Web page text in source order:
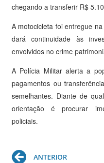
chegando a transferir R$
A motocicleta foi entregue
dará continuidade às
envolvidos no crime
A Polícia Militar alerta a
pagamentos ou
semelhantes. Diante de
orientação é procurar
policiais.
Prev
ANTERIOR